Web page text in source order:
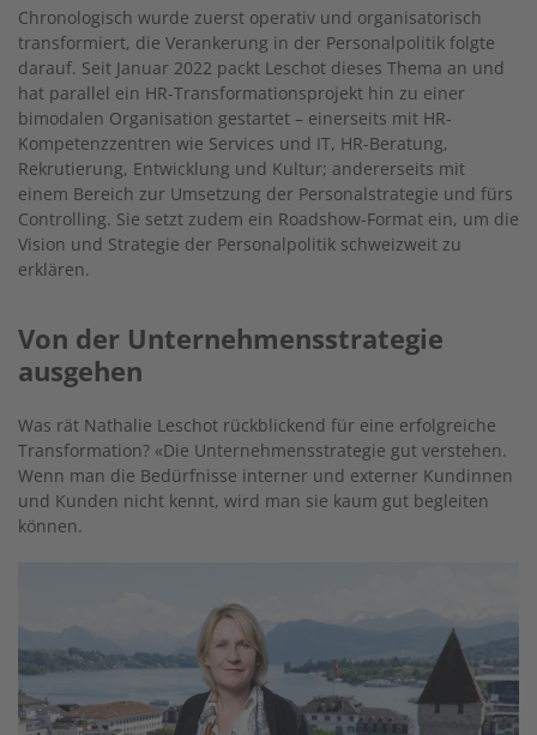
Chronologisch wurde zuerst operativ und organisatorisch
transformiert, die Verankerung in der Personalpolitik folgte
darauf. Seit Januar 2022 packt Leschot dieses Thema an und
hat parallel ein HR-Transformationsprojekt hin zu einer
bimodalen Organisation gestartet – einerseits mit HR-
Kompetenzzentren wie Services und IT, HR-Beratung,
Rekrutierung, Entwicklung und Kultur; andererseits mit
einem Bereich zur Umsetzung der Personalstrategie und fürs
Controlling. Sie setzt zudem ein Roadshow-Format ein, um die
Vision und Strategie der Personalpolitik schweizweit zu
erklären.
Von der Unternehmensstrategie
ausgehen
Was rät Nathalie Leschot rückblickend für eine erfolgreiche
Transformation? «Die Unternehmensstrategie gut verstehen.
Wenn man die Bedürfnisse interner und externer Kundinnen
und Kunden nicht kennt, wird man sie kaum gut begleiten
können.